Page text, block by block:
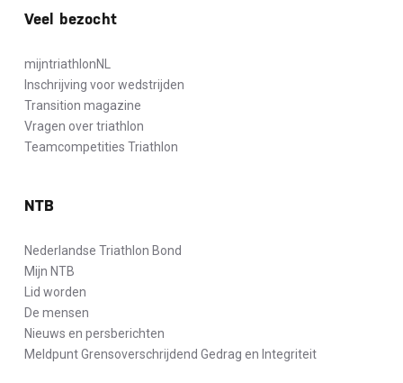
Veel bezocht
mijntriathlonNL
Inschrijving voor wedstrijden
Transition magazine
Vragen over triathlon
Teamcompetities Triathlon
NTB
Nederlandse Triathlon Bond
Mijn NTB
Lid worden
De mensen
Nieuws en persberichten
Meldpunt Grensoverschrijdend Gedrag en Integriteit